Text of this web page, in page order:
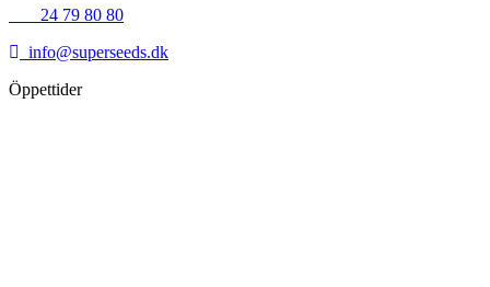
24 79 80 80
info@superseeds.dk
Öppettider